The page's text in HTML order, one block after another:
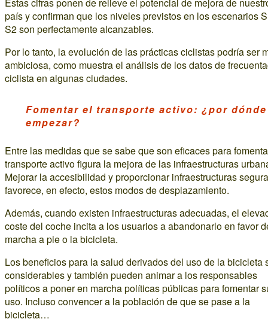
país y confirman que los niveles previstos en los escenarios
S2 son perfectamente alcanzables.
Por lo tanto, la evolución de las prácticas ciclistas podría ser
ambiciosa, como muestra el análisis de los datos de
ciclista en algunas ciudades.
Fomentar el transporte activo: ¿por dónde
empezar?
Entre las medidas que se sabe que son eficaces para
transporte activo figura la mejora de las infraestructuras
Mejorar la accesibilidad y proporcionar infraestructuras
favorece, en efecto, estos modos de desplazamiento.
Además, cuando existen infraestructuras adecuadas, el
coste del coche incita a los usuarios a abandonarlo en favor
marcha a pie o la bicicleta.
Los beneficios para la salud derivados del uso de la bicicleta
considerables y también pueden animar a los responsables
políticos a poner en marcha políticas públicas para fomentar
uso. Incluso convencer a la población de que se pase a la
bicicleta…